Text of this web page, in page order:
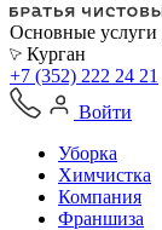
Основные услуги
Курган
+7 (352) 222 24 21
Войти
Уборка
Химчистка
Компания
Франшиза